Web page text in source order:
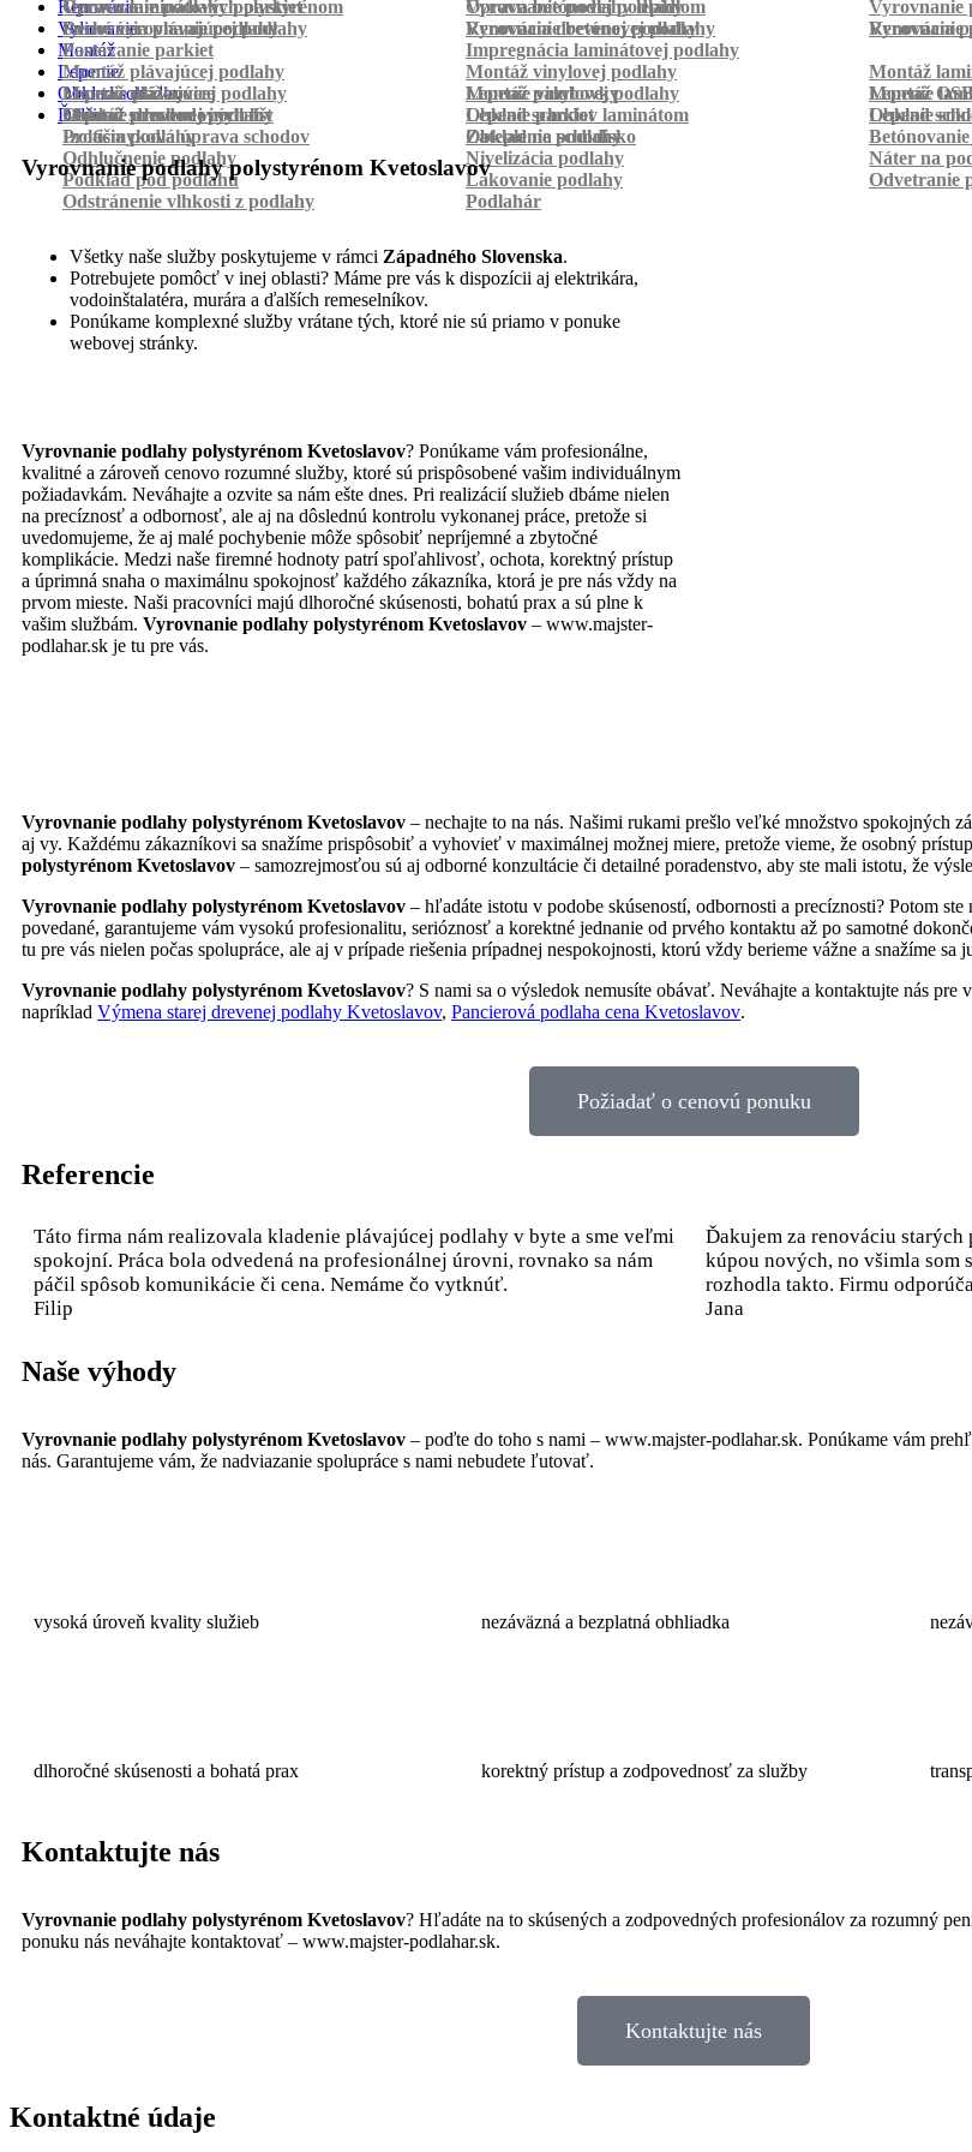
Oprava laminátových parkiet
Oprava betónovej podlahy
Vyrovnanie podlahy polystyrénom
Vyrovnanie podlahy lepidlom Vyrovnanie
Suché vyrovnanie podlahy
Vyrovnanie betónovej podlahy Vyrovnanie
Renovácia
Renovácia plávajúcej podlahy
Renovácia drevenej podlahy Renovácia
Pastovanie parkiet
Impregnácia laminátovej podlahy
Vylievanie
Montáž
Montáž plávajúcej podlahy
Montáž vinylovej podlahy Montáž
Montáž dlážkovice
Montáž palubovky Montáž
Montáž prechodových líšt
Lepenie
Lepenie plávajúcej podlahy
Lepenie vinylovej podlahy Lepenie
Lepenie drevenej podlahy
Lepenie parkiet Lepenie
Obklad schodov
Obklad schodov vinylom
Obklad schodov laminátom Obklad
Protišmyková úprava schodov
Obklad na schodisko
Ďalšie
Izolácia podlahy
Zateplenie podlahy
Odhlučnenie podlahy
Nivelizácia podlahy Náter na
Podklad pod podlahu
Lakovanie podlahy Odvetranie
Odstránenie vlhkosti z podlahy
Podlahár
Vyrovnanie podlahy polystyrénom Kvetoslavov
Všetky naše služby poskytujeme v rámci Západného Slovenska.
Potrebujete pomôcť v inej oblasti? Máme pre vás k dispozícii aj elektrikára,
vodoinštalatéra, murára a ďalších remeselníkov.
Ponúkame komplexné služby vrátane tých, ktoré nie sú priamo v ponuke
webovej stránky.
Vyrovnanie podlahy polystyrénom Kvetoslavov? Ponúkame vám profesionálne,
kvalitné a zároveň cenovo rozumné služby, ktoré sú prispôsobené vašim individuálnym
požiadavkám. Neváhajte a ozvite sa nám ešte dnes. Pri realizácií služieb dbáme nielen
na precíznosť a odbornosť, ale aj na dôslednú kontrolu vykonanej práce, pretože si
uvedomujeme, že aj malé pochybenie môže spôsobiť nepríjemné a zbytočné
komplikácie. Medzi naše firemné hodnoty patrí spoľahlivosť, ochota, korektný prístup
a úprimná snaha o maximálnu spokojnosť každého zákazníka, ktorá je pre nás vždy na
prvom mieste. Naši pracovníci majú dlhoročné skúsenosti, bohatú prax a sú plne k
vašim službám. Vyrovnanie podlahy polystyrénom Kvetoslavov – www.majster-
podlahar.sk je tu pre vás.
Vyrovnanie podlahy polystyrénom Kvetoslavov – nechajte to na nás. Našimi rukami prešlo veľké množstvo spokojných
aj vy. Každému zákazníkovi sa snažíme prispôsobiť a vyhovieť v maximálnej možnej miere, pretože vieme, že osobný
polystyrénom Kvetoslavov – samozrejmosťou sú aj odborné konzultácie či detailné poradenstvo, aby ste mali istotu, že
Vyrovnanie podlahy polystyrénom Kvetoslavov – hľadáte istotu v podobe skúseností, odbornosti a precíznosti? Potom
povedané, garantujeme vám vysokú profesionalitu, serióznosť a korektné jednanie od prvého kontaktu až po samotné
tu pre vás nielen počas spolupráce, ale aj v prípade riešenia prípadnej nespokojnosti, ktorú vždy berieme vážne a snažíme
Vyrovnanie podlahy polystyrénom Kvetoslavov? S nami sa o výsledok nemusíte obávať. Neváhajte a kontaktujte nás
napríklad Výmena starej drevenej podlahy Kvetoslavov, Pancierová podlaha cena Kvetoslavov.
Požiadať o cenovú ponuku
Referencie
Táto firma nám realizovala kladenie plávajúcej podlahy v byte a sme veľmi
spokojní. Práca bola odvedená na profesionálnej úrovni, rovnako sa nám
páčil spôsob komunikácie či cena. Nemáme čo vytknúť.
Filip
Ďakujem za renováciu
kúpou nových, no všimla som
rozhodla takto. Firmu
Jana
Naše výhody
Vyrovnanie podlahy polystyrénom Kvetoslavov – poďte do toho s nami – www.majster-podlahar.sk. Ponúkame vám
nás. Garantujeme vám, že nadviazanie spolupráce s nami nebudete ľutovať.
vysoká úroveň kvality služieb nezáväzná a bezplatná obhliadka
dlhoročné skúsenosti a bohatá prax korektný prístup a zodpovednosť za služby
Kontaktujte nás
Vyrovnanie podlahy polystyrénom Kvetoslavov? Hľadáte na to skúsených a zodpovedných profesionálov za rozumný
ponuku nás neváhajte kontaktovať – www.majster-podlahar.sk.
Kontaktujte nás
Kontaktné údaje